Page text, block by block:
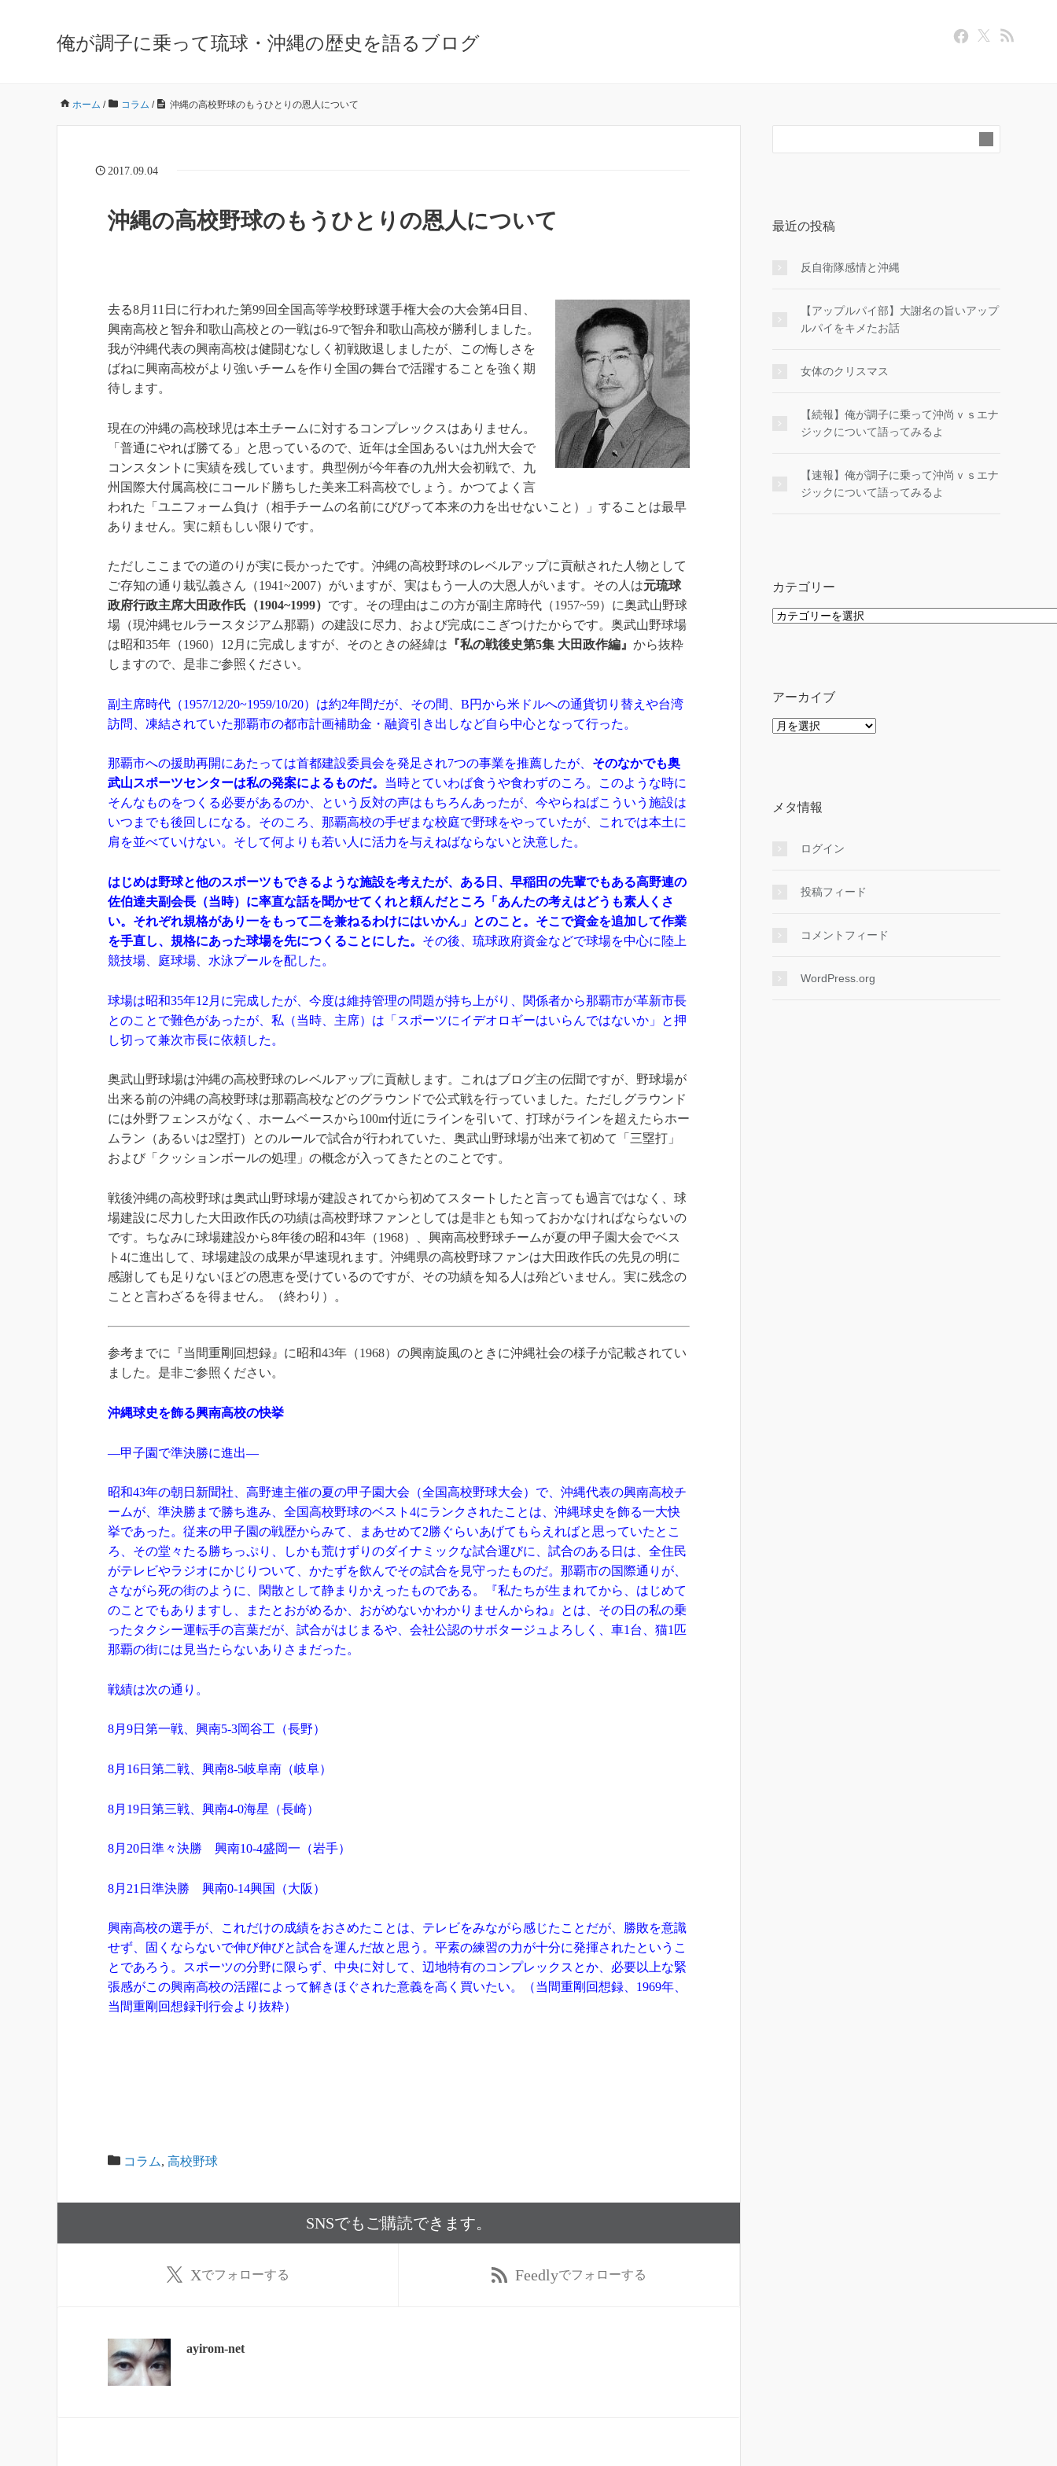
俺が調子に乗って琉球・沖縄の歴史を語るブログ
ホーム / コラム / 沖縄の高校野球のもうひとりの恩人について
2017.09.04
沖縄の高校野球のもうひとりの恩人について
去る8月11日に行われた第99回全国高等学校野球選手権大会の大会第4日目、
興南高校と智弁和歌山高校との一戦は6-9で智弁和歌山高校が勝利しました。
我が沖縄代表の興南高校は健闘むなしく初戦敗退しましたが、この悔しさを
ばねに興南高校がより強いチームを作り全国の舞台で活躍することを強く期
待します。
現在の沖縄の高校球児は本土チームに対するコンプレックスはありません。
「普通にやれば勝てる」と思っているので、近年は全国あるいは九州大会で
コンスタントに実績を残しています。典型例が今年春の九州大会初戦で、九
州国際大付属高校にコールド勝ちした美来工科高校でしょう。かつてよく言
われた「ユニフォーム負け（相手チームの名前にびびって本来の力を出せないこと）」することは最早
ありません。実に頼もしい限りです。
ただしここまでの道のりが実に長かったです。沖縄の高校野球のレベルアップに貢献された人物として
ご存知の通り栽弘義さん（1941~2007）がいますが、実はもう一人の大恩人がいます。その人は元琉球
政府行政主席大田政作氏（1904~1999） です。その理由はこの方が副主席時代（1957~59）に奥武山野球
場（現沖縄セルラースタジアム那覇）の建設に尽力、および完成にこぎつけたからです。奥武山野球場
は昭和35年（1960）12月に完成しますが、そのときの経緯は 『私の戦後史第5集 大田政作編』 から抜粋
しますので、是非ご参照ください。
副主席時代（1957/12/20~1959/10/20）は約2年間だが、その間、B円から米ドルへの通貨切り替えや台湾
訪問、凍結されていた那覇市の都市計画補助金・融資引き出しなど自ら中心となって行った。
那覇市への援助再開にあたっては首都建設委員会を発足され7つの事業を推薦したが、 そのなかでも奥
武山スポーツセンターは私の発案によるものだ。 当時とていわば食うや食わずのころ。このような時に
そんなものをつくる必要があるのか、という反対の声はもちろんあったが、今やらねばこういう施設は
いつまでも後回しになる。そのころ、那覇高校の手ぜまな校庭で野球をやっていたが、これでは本土に
肩を並べていけない。そして何よりも若い人に活力を与えねばならないと決意した。
はじめは野球と他のスポーツもできるような施設を考えたが、ある日、早稲田の先輩でもある高野連の
佐伯達夫副会長（当時）に率直な話を聞かせてくれと頼んだところ「あんたの考えはどうも素人くさ
い。それぞれ規格があり一をもって二を兼ねるわけにはいかん」とのこと。そこで資金を追加して作業
を手直し、規格にあった球場を先につくることにした。 その後、琉球政府資金などで球場を中心に陸上
競技場、庭球場、水泳プールを配した。
球場は昭和35年12月に完成したが、今度は維持管理の問題が持ち上がり、関係者から那覇市が革新市長
とのことで難色があったが、私（当時、主席）は「スポーツにイデオロギーはいらんではないか」と押
し切って兼次市長に依頼した。
奥武山野球場は沖縄の高校野球のレベルアップに貢献します。これはブログ主の伝聞ですが、野球場が
出来る前の沖縄の高校野球は那覇高校などのグラウンドで公式戦を行っていました。ただしグラウンド
には外野フェンスがなく、ホームベースから100m付近にラインを引いて、打球がラインを超えたらホー
ムラン（あるいは2塁打）とのルールで試合が行われていた、奥武山野球場が出来て初めて「三塁打」
および「クッションボールの処理」の概念が入ってきたとのことです。
戦後沖縄の高校野球は奥武山野球場が建設されてから初めてスタートしたと言っても過言ではなく、球
場建設に尽力した大田政作氏の功績は高校野球ファンとしては是非とも知っておかなければならないの
です。ちなみに球場建設から8年後の昭和43年（1968）、興南高校野球チームが夏の甲子園大会でベス
ト4に進出して、球場建設の成果が早速現れます。沖縄県の高校野球ファンは大田政作氏の先見の明に
感謝しても足りないほどの恩恵を受けているのですが、その功績を知る人は殆どいません。実に残念の
ことと言わざるを得ません。（終わり）。
参考までに『当間重剛回想録』に昭和43年（1968）の興南旋風のときに沖縄社会の様子が記載されてい
ました。是非ご参照ください。
沖縄球史を飾る興南高校の快挙
―甲子園で準決勝に進出―
昭和43年の朝日新聞社、高野連主催の夏の甲子園大会（全国高校野球大会）で、沖縄代表の興南高校チ
ームが、準決勝まで勝ち進み、全国高校野球のベスト4にランクされたことは、沖縄球史を飾る一大快
挙であった。従来の甲子園の戦歴からみて、まあせめて2勝ぐらいあげてもらえればと思っていたとこ
ろ、その堂々たる勝ちっぷり、しかも荒けずりのダイナミックな試合運びに、試合のある日は、全住民
がテレビやラジオにかじりついて、かたずを飲んでその試合を見守ったものだ。那覇市の国際通りが、
さながら死の街のように、閑散として静まりかえったものである。『私たちが生まれてから、はじめて
のことでもありますし、またとおがめるか、おがめないかわかりませんからね』とは、その日の私の乗
ったタクシー運転手の言葉だが、試合がはじまるや、会社公認のサボタージュよろしく、車1台、猫1匹
那覇の街には見当たらないありさまだった。
戦績は次の通り。
8月9日第一戦、興南5-3岡谷工（長野）
8月16日第二戦、興南8-5岐阜南（岐阜）
8月19日第三戦、興南4-0海星（長崎）
8月20日準々決勝 興南10-4盛岡一（岩手）
8月21日準決勝 興南0-14興国（大阪）
興南高校の選手が、これだけの成績をおさめたことは、テレビをみながら感じたことだが、勝敗を意識
せず、固くならないで伸び伸びと試合を運んだ故と思う。平素の練習の力が十分に発揮されたというこ
とであろう。スポーツの分野に限らず、中央に対して、辺地特有のコンプレックスとか、必要以上な緊
張感がこの興南高校の活躍によって解きほぐされた意義を高く買いたい。（当間重剛回想録、1969年、
当間重剛回想録刊行会より抜粋）
コラム, 高校野球
SNSでもご購読できます。
Xでフォローする Feedlyでフォローする
ayirom-net
最近の投稿
反自衛隊感情と沖縄
【アップルパイ部】大謝名の旨いアップ
ルパイをキメたお話
女体のクリスマス
【続報】俺が調子に乗って沖尚ｖｓエナ
ジックについて語ってみるよ
【速報】俺が調子に乗って沖尚ｖｓエナ
ジックについて語ってみるよ
カテゴリー
カ
アーカイブ
ア
メタ情報
ログイン
投稿フィード
コメントフィード
WordPress.org